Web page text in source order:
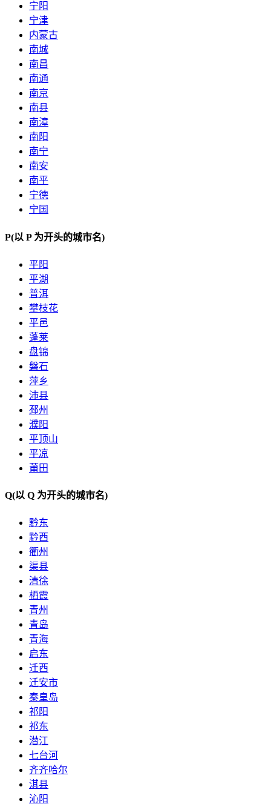
宁阳
宁津
内蒙古
南城
南昌
南通
南京
南县
南漳
南阳
南宁
南安
南平
宁德
宁国
P(以 P 为开头的城市名)
平阳
平湖
普洱
攀枝花
平邑
蓬莱
盘锦
磐石
萍乡
沛县
邳州
濮阳
平顶山
平凉
莆田
Q(以 Q 为开头的城市名)
黔东
黔西
衢州
渠县
清徐
栖霞
青州
青岛
青海
启东
迁西
迁安市
秦皇岛
祁阳
祁东
潜江
七台河
齐齐哈尔
淇县
沁阳